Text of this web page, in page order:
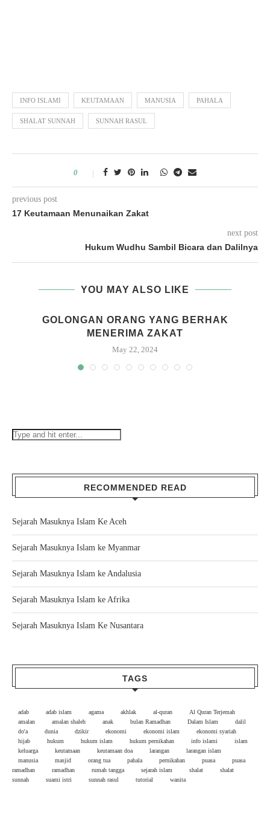
INFO ISLAMI KEUTAMAAN MANUSIA PAHALA
SHALAT SUNNAH SUNNAH RASUL
0
previous post
17 Keutamaan Menunaikan Zakat
next post
Hukum Wudhu Sambil Bicara dan Dalilnya
YOU MAY ALSO LIKE
GOLONGAN ORANG YANG BERHAK
MENERIMA ZAKAT
May 22, 2024
RECOMMENDED READ
Sejarah Masuknya Islam Ke Aceh
Sejarah Masuknya Islam ke Myanmar
Sejarah Masuknya Islam ke Andalusia
Sejarah Masuknya Islam ke Afrika
Sejarah Masuknya Islam Ke Nusantara
TAGS
adab adab islam agama akhlak al-quran
Al Quran Terjemah
amalan
amalan shaleh anak bulan Ramadhan Dalam Islam
dalil
do'a
dunia dzikir ekonomi ekonomi islam
ekonomi syariah
hijab
hukum hukum islam hukum pernikahan info islami
islam
keluarga
keutamaan keutamaan doa larangan
larangan islam
manusia
masjid orang tua pahala pernikahan puasa
puasa
ramadhan
ramadhan rumah tangga sejarah islam shalat
shalat
sunnah
suami istri sunnah rasul tutorial wanita